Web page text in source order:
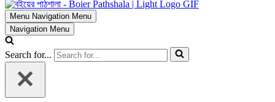
Menu Navigation Menu
Navigation Menu
Search for...